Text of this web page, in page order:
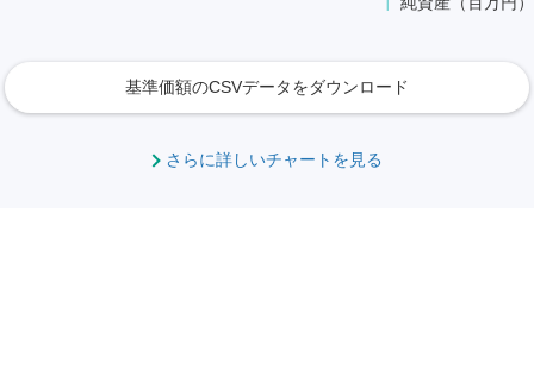
基準価額のCSVデータをダウンロード
さらに詳しいチャートを見る